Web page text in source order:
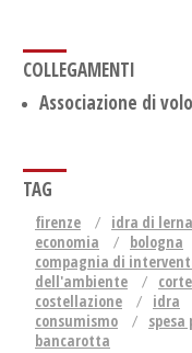
COLLEGAMENTI
Associazione di
TAG
firenze idra di lerna
economia
bologna
compagnia di
dell'ambiente
costellazione
idra
consumismo
spesa
bancarotta